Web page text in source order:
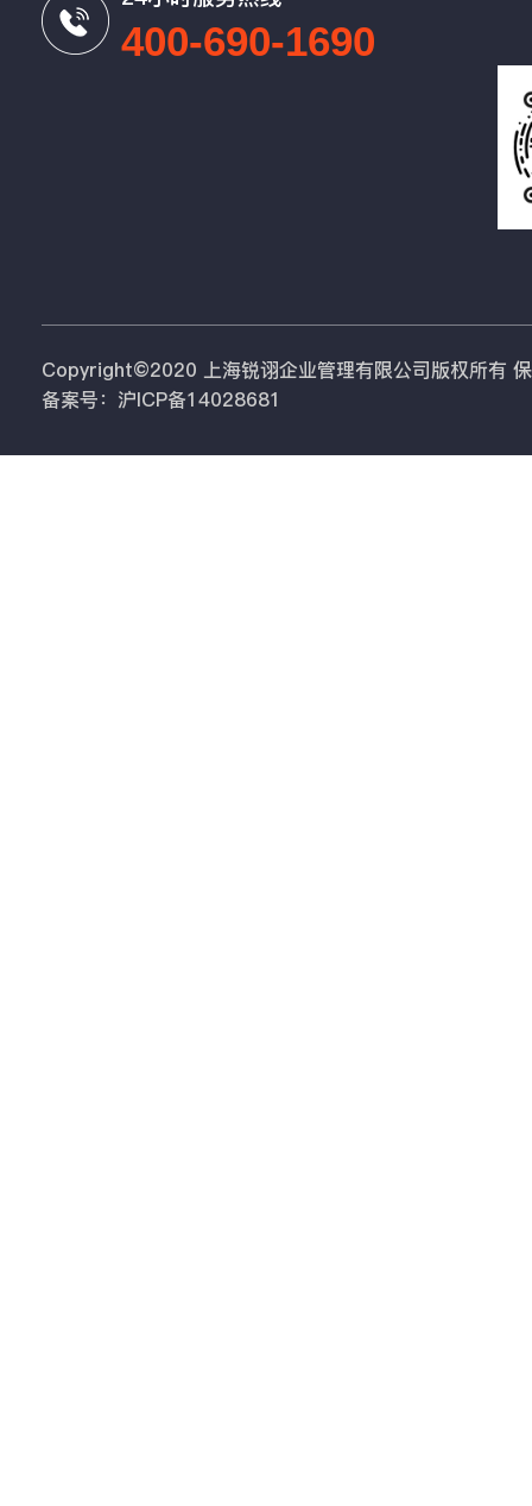
400-690-1690
Copyright©2020 上海锐诩企业管理有限公司版权所有
备案号：沪ICP备14028681